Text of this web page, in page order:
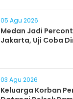
05 Agu 2026
Medan Jadi
Jakarta, Uji Coba
03 Agu 2026
Keluarga Korban